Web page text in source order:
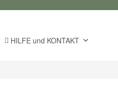
HILFE und KONTAKT